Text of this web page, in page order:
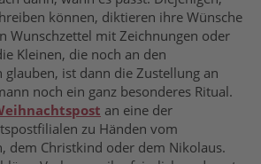
können, diktieren ihre Wünsche
Wunschzettel mit Zeichnungen oder
Kleinen, die noch an den
glauben, ist dann die Zustellung an
noch ein ganz besonderes Ritual.
an eine der
zu Händen vom
dem Christkind oder dem Nikolaus.